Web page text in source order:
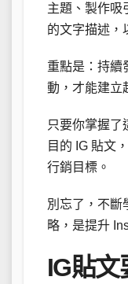
主題、製作吸
的文字描述，
重點是：持續
動，才能建立
只要你掌握了
目的 IG 貼文
行銷目標。
別忘了，不斷
略，是提升
IG貼文